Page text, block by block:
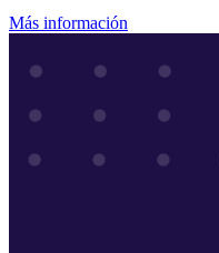
Más información